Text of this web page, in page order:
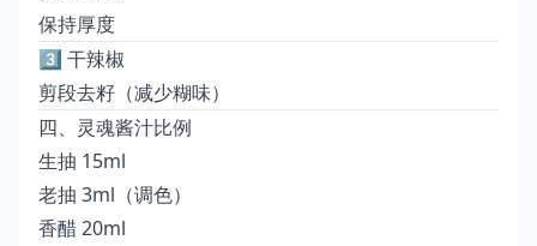
保持厚度
3️⃣ 干辣椒
剪段去籽（减少糊味）
四、灵魂酱汁比例
生抽 15ml
老抽 3ml（调色）
香醋 20ml